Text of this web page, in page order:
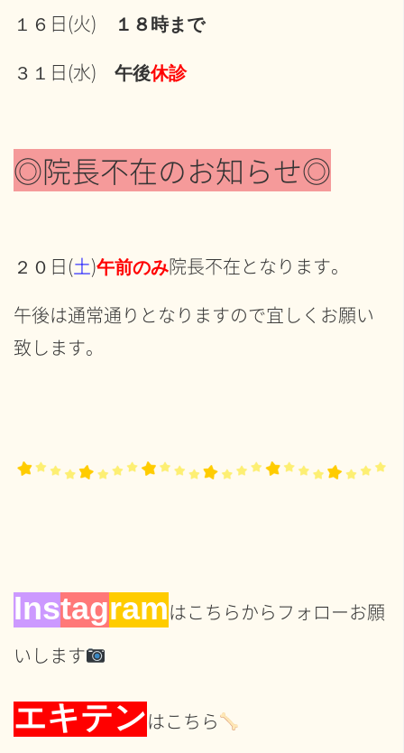
１６日(火) １８時まで
３１日(水) 午後休診
◎院長不在のお知らせ◎
２０日(土)午前のみ院長不在となります。
午後は通常通りとなりますので宜しくお願い
致します。
Instagramはこちらからフォローお願
いします
エキテンはこちら